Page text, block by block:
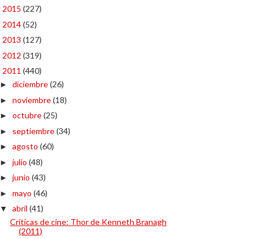
2015 (227)
2014(52)
2013 (127)
2012 (319)
2011 (440)
► diciembre(26)
► noviembre(18)
► octubre(25)
► septiembre(34)
► agosto (60)
► julio (48)
► junio (43)
► mayo (46)
▼ abril (41)
Críticas de cine: Thor de Kenneth Branagh
(2011)